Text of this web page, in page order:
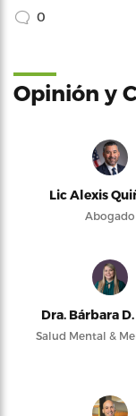
0
Opinión y
Lic Alexis
Abogado
Dra. Bárbara
Salud Mental &